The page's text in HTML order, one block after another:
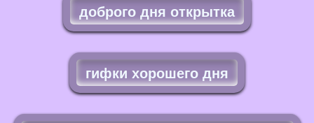
доброго дня открытка
гифки хорошего дня